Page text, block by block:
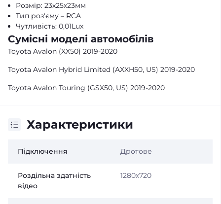
Розмір: 23х25х23мм
Тип роз'єму – RCA
Чутливість: 0,01Lux
Сумісні моделі автомобілів
Toyota Avalon (XX50) 2019-2020
Toyota Avalon Hybrid Limited (AXXH50, US) 2019-2020
Toyota Avalon Touring (GSX50, US) 2019-2020
Характеристики
Підключення Дротове
Роздільна здатність
відео
1280х720